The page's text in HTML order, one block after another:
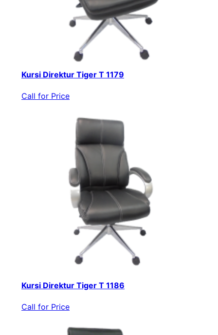
Kursi Direktur Tiger T 1179
Call for Price
Kursi Direktur Tiger T 1186
Call for Price